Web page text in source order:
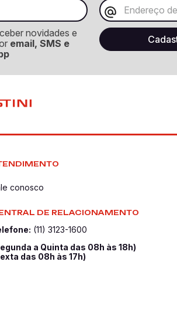
novidades e
email, SMS e
conosco
DE RELACIONAMENTO
(11) 3123-1600
a Quinta das 08h às 18h)
das 08h às 17h)